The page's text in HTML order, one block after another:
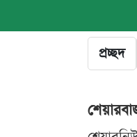
প্রচ্ছদ